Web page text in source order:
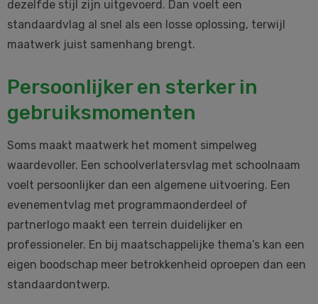
dezelfde stijl zijn uitgevoerd. Dan voelt een
standaardvlag al snel als een losse oplossing, terwijl
maatwerk juist samenhang brengt.
Persoonlijker en sterker in
gebruiksmomenten
Soms maakt maatwerk het moment simpelweg
waardevoller. Een schoolverlatersvlag met schoolnaam
voelt persoonlijker dan een algemene uitvoering. Een
evenementvlag met programmaonderdeel of
partnerlogo maakt een terrein duidelijker en
professioneler. En bij maatschappelijke thema’s kan een
eigen boodschap meer betrokkenheid oproepen dan een
standaardontwerp.